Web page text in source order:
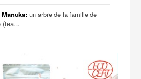
un arbre de la famille de
(tea…